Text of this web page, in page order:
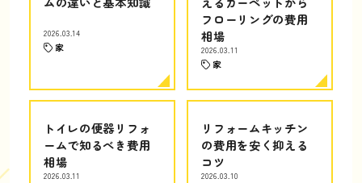
2026.03.14
家
フローリングの費用
相場
2026.03.11
家
トイレの便器リフォ
ームで知るべき費用
相場
2026.03.11
リフォームキッチン
の費用を安く抑える
コツ
2026.03.10